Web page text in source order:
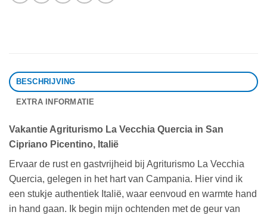
BESCHRIJVING
EXTRA INFORMATIE
Vakantie Agriturismo La Vecchia Quercia in San
Cipriano Picentino, Italië
Ervaar de rust en gastvrijheid bij Agriturismo La Vecchia
Quercia, gelegen in het hart van Campania. Hier vind ik
een stukje authentiek Italië, waar eenvoud en warmte hand
in hand gaan. Ik begin mijn ochtenden met de geur van